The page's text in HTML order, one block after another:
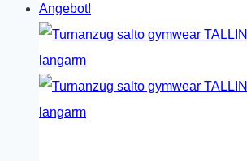
mehrere
auf.
Angebot!